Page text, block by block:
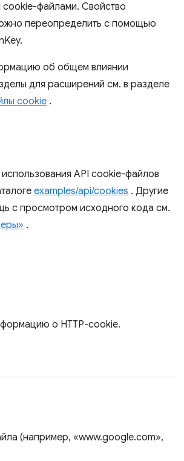
файлами. Свойство
переопределить с помощью
об общем влиянии
для расширений см. в разделе
cookie .
API cookie-файлов
examples/api/cookies . Другие
с просмотром исходного кода см.
.
о HTTP-cookie.
(например, «www.google.com»,